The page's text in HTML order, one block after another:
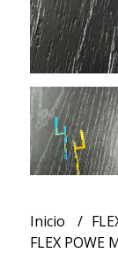
Inicio
FLEX POWE